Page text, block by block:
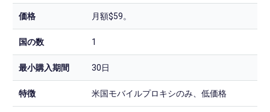
価格 月額$59。
国の数 1
最小購入期間 30日
特徴 米国モバイルプロキシのみ、低価格